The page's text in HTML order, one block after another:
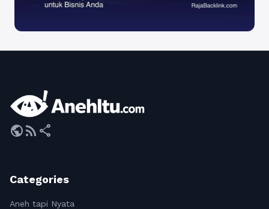
publicrss_feed share
Categories
Aneh tapi Nyata